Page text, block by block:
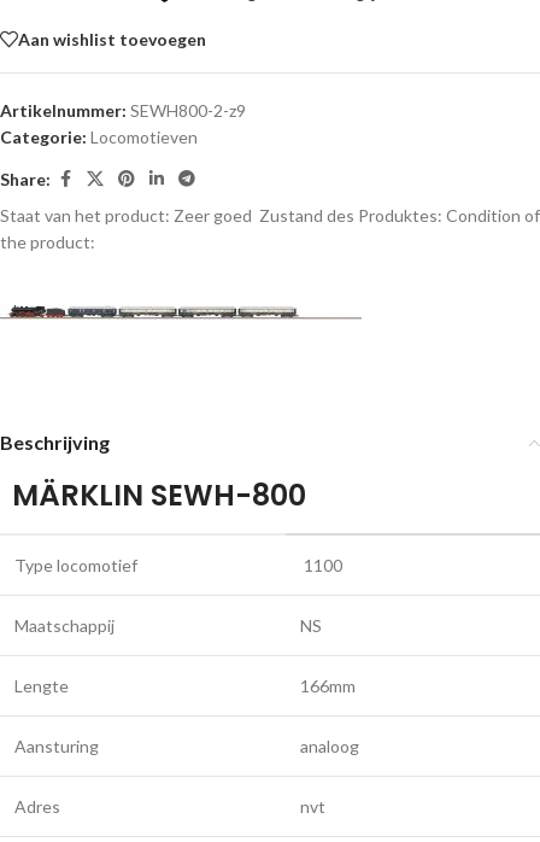
Aan wishlist toevoegen
Artikelnummer: SEWH800-2-z9
Categorie: Locomotieven
Share:
Staat van het product: Zeer goed Zustand des Produktes: Condition of
the product:
Beschrijving
MÄRKLIN SEWH-800
Type locomotief 1100
Maatschappij NS
Lengte 166mm
Aansturing analoog
Adres nvt